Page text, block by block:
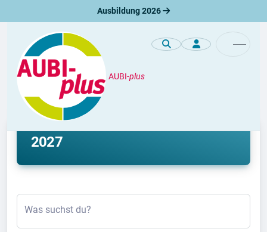
Ausbildung 2026
AUBI-plus
Ausbildung
Ausbildung Wölfersheim 2026 &
2027
Was suchst du?